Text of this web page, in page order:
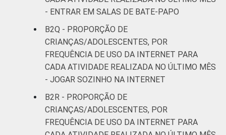
- ENTRAR EM SALAS DE BATE-PAPO
B2Q - PROPORÇÃO DE
CRIANÇAS/ADOLESCENTES, POR
FREQUÊNCIA DE USO DA INTERNET PARA
CADA ATIVIDADE REALIZADA NO ÚLTIMO MÊS
- JOGAR SOZINHO NA INTERNET
B2R - PROPORÇÃO DE
CRIANÇAS/ADOLESCENTES, POR
FREQUÊNCIA DE USO DA INTERNET PARA